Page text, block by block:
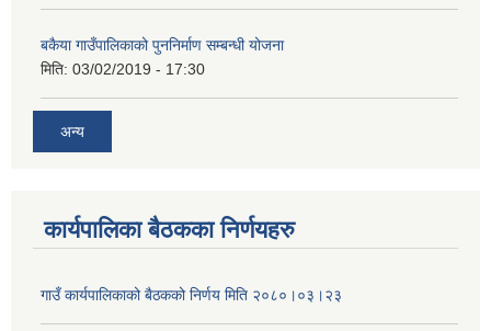
बकैया गाउँपालिकाको पुननिर्माण सम्बन्धी योजना
मिति: 03/02/2019 - 17:30
अन्य
कार्यपालिका बैठकका निर्णयहरु
गाउँ कार्यपालिकाको बैठकको निर्णय मिति २०८०।०३।२३